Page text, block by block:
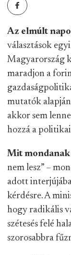
Az elmúlt
választások
Magyarország
maradjon a
mutatók alapján
akkor sem
hozzá a
Mit mondanak
nem lesz” –
adott
kérdésre. A
hogy radikális
szétesés felé
szorosabbra